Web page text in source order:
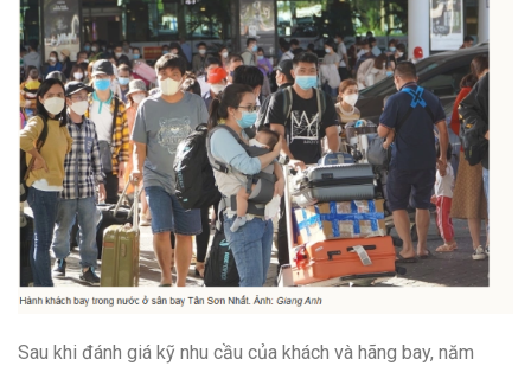
Sau khi đánh giá kỹ nhu cầu của khách và hãng bay, năm